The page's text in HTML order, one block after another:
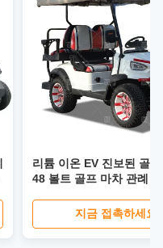
리튬 이온 EV 진보된 골
48 볼트 골프 마차 관례
지금 접촉하세요